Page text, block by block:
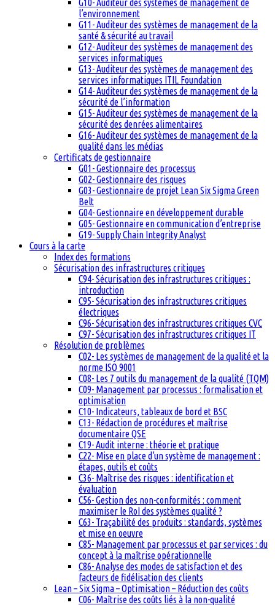
G10- Auditeur des systèmes de management de
l’environnement
G11- Auditeur des systèmes de management de la
santé & sécurité au travail
G12- Auditeur des systèmes de management des
services informatiques
G13- Auditeur des systèmes de management des
services informatiques ITIL Foundation
G14- Auditeur des systèmes de management de la
sécurité de l’information
G15- Auditeur des systèmes de management de la
sécurité des denrées alimentaires
G16- Auditeur des systèmes de management de la
qualité dans les médias
Certificats de gestionnaire
G01- Gestionnaire des processus
G02- Gestionnaire des risques
G03- Gestionnaire de projet Lean Six Sigma Green
Belt
G04- Gestionnaire en développement durable
G05- Gestionnaire en communication d’entreprise
G19- Supply Chain Integrity Analyst
Cours à la carte
Index des formations
Sécurisation des infrastructures critiques
C94- Sécurisation des infrastructures critiques :
introduction
C95- Sécurisation des infrastructures critiques
électriques
C96- Sécurisation des infrastructures critiques CVC
C97- Sécurisation des infrastructures critiques IT
Résolution de problèmes
C02- Les systèmes de management de la qualité et la
norme ISO 9001
C08- Les 7 outils du management de la qualité (TQM)
C09- Management par processus : formalisation et
optimisation
C10- Indicateurs, tableaux de bord et BSC
C13- Rédaction de procédures et maîtrise
documentaire QSE
C19- Audit interne : théorie et pratique
C22- Mise en place d’un système de management :
étapes, outils et coûts
C36- Maîtrise des risques : identification et
évaluation
C56- Gestion des non-conformités : comment
maximiser le RoI des systèmes qualité ?
C63- Traçabilité des produits : standards, systèmes
et mise en oeuvre
C85- Management par processus et par services : du
concept à la maîtrise opérationnelle
C86- Analyse des modes de satisfaction et des
facteurs de fidélisation des clients
Lean – Six Sigma – Optimisation – Réduction des coûts
C06- Maîtrise des coûts liés à la non-qualité